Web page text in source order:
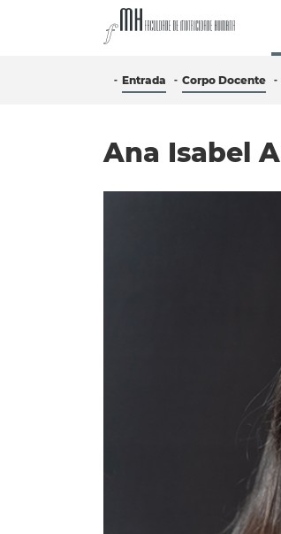
Entrada Corpo Docente
Ana Isabel